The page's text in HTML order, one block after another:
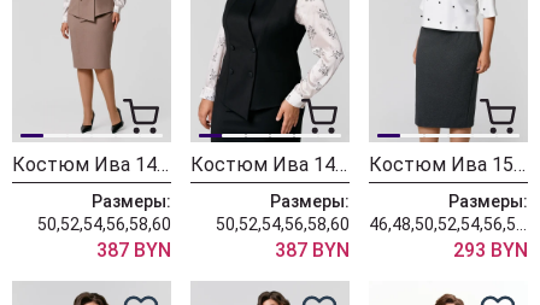
Костюм Ива 1456 коричневый
Размеры:
50,52,54,56,58,60
387 BYN
Костюм Ива 1456 черный
Размеры:
50,52,54,56,58,60
387 BYN
Костюм Ива 1511 графитовый
Размеры:
293 BYN